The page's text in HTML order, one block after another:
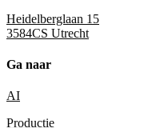
Heidelberglaan 15
3584CS Utrecht
Ga naar
AI
Productie